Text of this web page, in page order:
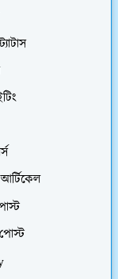
আর্টিকেল
পোস্ট